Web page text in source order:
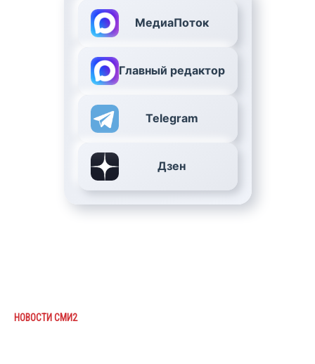
МедиаПоток
Главный редактор
Telegram
Дзен
НОВОСТИ СМИ2